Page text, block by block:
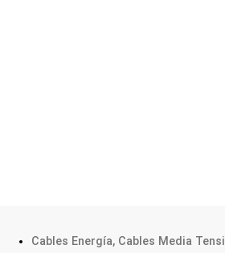
Cables Energía, Cables Media